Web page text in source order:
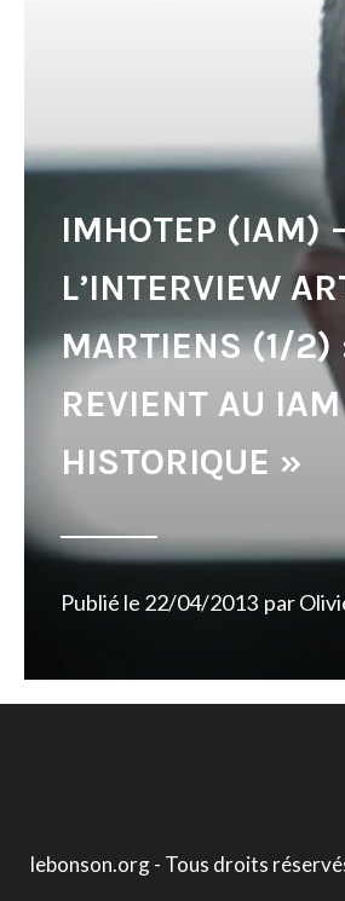
IMHOTEP (IAM)
L’INTERVIEW
MARTIENS (1/2)
REVIENT AU
HISTORIQUE »
Publié le 22/04/2013 par
lebonson.org - Tous droits